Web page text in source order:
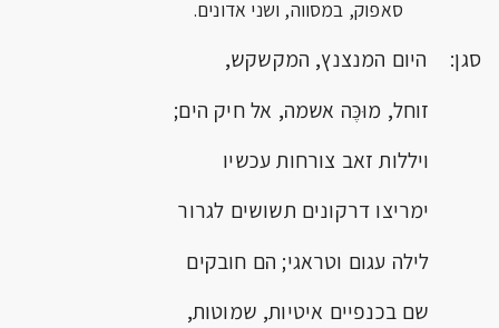
סאפוק, במסווה, ושני אדונים.
סגן: היום המנצנץ, המקשקש,
זוחל, מוּכֶּה אשמה, אל חיק הים;
ויללות זאב צורחות עכשיו
ימריצו דרקונים תשושים לגרור
לילה עגום וטראגי; הם חובקים
שם בכנפיים איטיות, שמוטות,